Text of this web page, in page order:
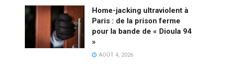
Home-jacking ultraviolent à
Paris : de la prison ferme
pour la bande de « Dioula 94
»
AOÛT 4, 2026